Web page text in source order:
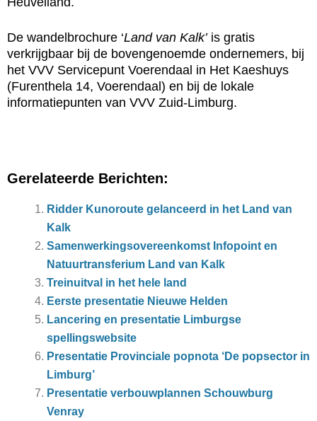
De wandelbrochure ‘Land van Kalk’is gratis
verkrijgbaar bij de bovengenoemde ondernemers, bij
het VVV Servicepunt Voerendaal in Het Kaeshuys
(Furenthela 14, Voerendaal) en bij de lokale
informatiepunten van VVV Zuid-Limburg.
Gerelateerde Berichten:
Ridder Kunoroute gelanceerd in het Land van
Kalk
Samenwerkingsovereenkomst Infopoint en
Natuurtransferium Land van Kalk
Treinuitval in het hele land
Eerste presentatie Nieuwe Helden
Lancering en presentatie Limburgse
spellingswebsite
Presentatie Provinciale popnota ‘De popsector in
Limburg’
Presentatie verbouwplannen Schouwburg
Venray